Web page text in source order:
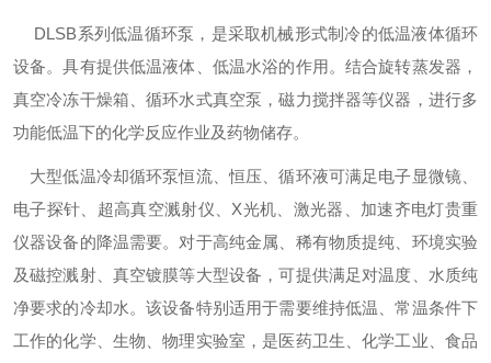
DLSB系列低温循环泵，是采取机械形式制冷的低温液体循环
设备。具有提供低温液体、低温水浴的作用。结合旋转蒸发器，
真空冷冻干燥箱、循环水式真空泵，磁力搅拌器等仪器，进行多
功能低温下的化学反应作业及药物储存。
大型低温冷却循环泵恒流、恒压、循环液可满足电子显微镜、
电子探针、超高真空溅射仪、X光机、激光器、加速齐电灯贵重
仪器设备的降温需要。对于高纯金属、稀有物质提纯、环境实验
及磁控溅射、真空镀膜等大型设备，可提供满足对温度、水质纯
净要求的冷却水。该设备特别适用于需要维持低温、常温条件下
工作的化学、生物、物理实验室，是医药卫生、化学工业、食品